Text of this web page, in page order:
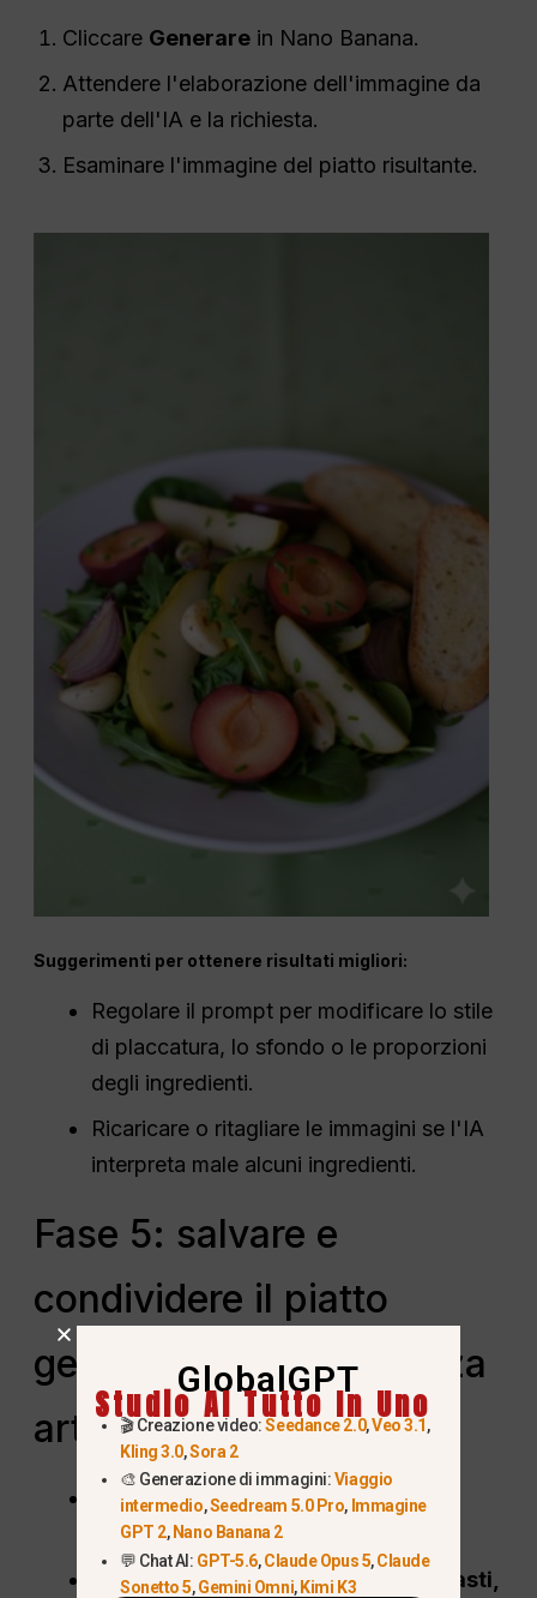
Cliccare Generare in Nano Banana.
Attendere l'elaborazione dell'immagine da
parte dell'IA e la richiesta.
Esaminare l'immagine del piatto risultante.
Suggerimenti per ottenere risultati migliori:
Regolare il prompt per modificare lo stile
di placcatura, lo sfondo o le proporzioni
degli ingredienti.
Ricaricare o ritagliare le immagini se l'IA
interpreta male alcuni ingredienti.
Fase 5: salvare e
condividere il piatto
generato dall'intelligenza
artificiale
Scaricare l'immagine finale inalta
risoluzione.
Utilizzatelo perpianificazione dei pasti,
GlobalGPT
Studio AI Tutto In Uno
🎬 Creazione video:Seedance 2.0,Veo 3.1,
Kling 3.0,Sora 2
🎨 Generazione di immagini:Viaggio
intermedio,Seedream 5.0 Pro, Immagine
GPT 2, Nano Banana 2
💬 Chat AI: GPT-5.6,Claude Opus 5,Claude
Sonetto 5,Gemini Omni, Kimi K3